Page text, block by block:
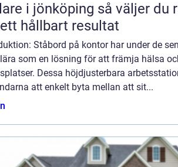
så väljer du rätt hantverkare
hållbart resultat
Ståbord på kontor har under de
som en lösning för att främja hälsa
Dessa höjdjusterbara
att enkelt byta mellan att sit...